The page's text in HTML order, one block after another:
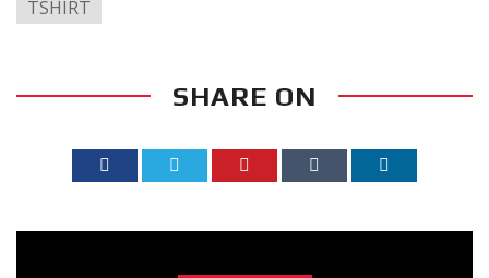
TSHIRT
SHARE ON